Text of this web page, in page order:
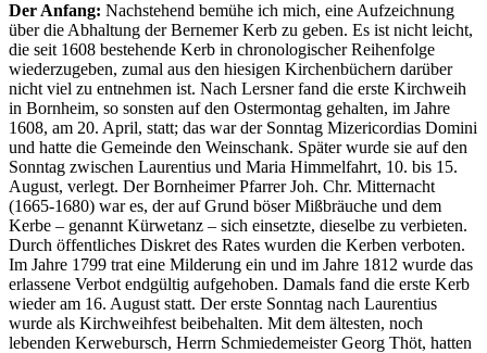
Der Anfang: Nachstehend bemühe ich mich, eine Aufzeichnung
über die Abhaltung der Bernemer Kerb zu geben. Es ist nicht leicht,
die seit 1608 bestehende Kerb in chronologischer Reihenfolge
wiederzugeben, zumal aus den hiesigen Kirchenbüchern darüber
nicht viel zu entnehmen ist. Nach Lersner fand die erste Kirchweih
in Bornheim, so sonsten auf den Ostermontag gehalten, im Jahre
1608, am 20. April, statt; das war der Sonntag Mizericordias Domini
und hatte die Gemeinde den Weinschank. Später wurde sie auf den
Sonntag zwischen Laurentius und Maria Himmelfahrt, 10. bis 15.
August, verlegt. Der Bornheimer Pfarrer Joh. Chr. Mitternacht
(1665-1680) war es, der auf Grund böser Mißbräuche und dem
Kerbe – genannt Kürwetanz – sich einsetzte, dieselbe zu verbieten.
Durch öffentliches Diskret des Rates wurden die Kerben verboten.
Im Jahre 1799 trat eine Milderung ein und im Jahre 1812 wurde das
erlassene Verbot endgültig aufgehoben. Damals fand die erste Kerb
wieder am 16. August statt. Der erste Sonntag nach Laurentius
wurde als Kirchweihfest beibehalten. Mit dem ältesten, noch
lebenden Kerwebursch, Herrn Schmiedemeister Georg Thöt, hatten